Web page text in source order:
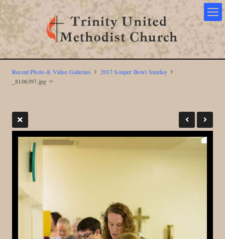
Recent Photo & Video Galleries
2017 Souper Bowl Sunday
_8106397.jpg